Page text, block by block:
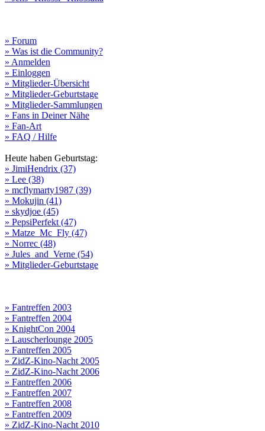
» Forum
» Was ist die Community?
» Anmelden
» Einloggen
» Mitglieder-Übersicht
» Mitglieder-Geburtstage
» Mitglieder-Sammlungen
» Fans in Deiner Nähe
» Fan-Art
» FAQ / Hilfe
Heute haben Geburtstag:
» JimiHendrix (37)
» Lee (38)
» mcflymarty1987 (39)
» Mokujin (41)
» skydjoe (45)
» PepsiPerfekt (47)
» Matze_Mc_Fly (47)
» Norrec (48)
» Jules_and_Verne (54)
» Mitglieder-Geburtstage
» Fantreffen 2003
» Fantreffen 2004
» KnightCon 2004
» Lauscherlounge 2005
» Fantreffen 2005
» ZidZ-Kino-Nacht 2005
» ZidZ-Kino-Nacht 2006
» Fantreffen 2006
» Fantreffen 2007
» Fantreffen 2008
» Fantreffen 2009
» ZidZ-Kino-Nacht 2010